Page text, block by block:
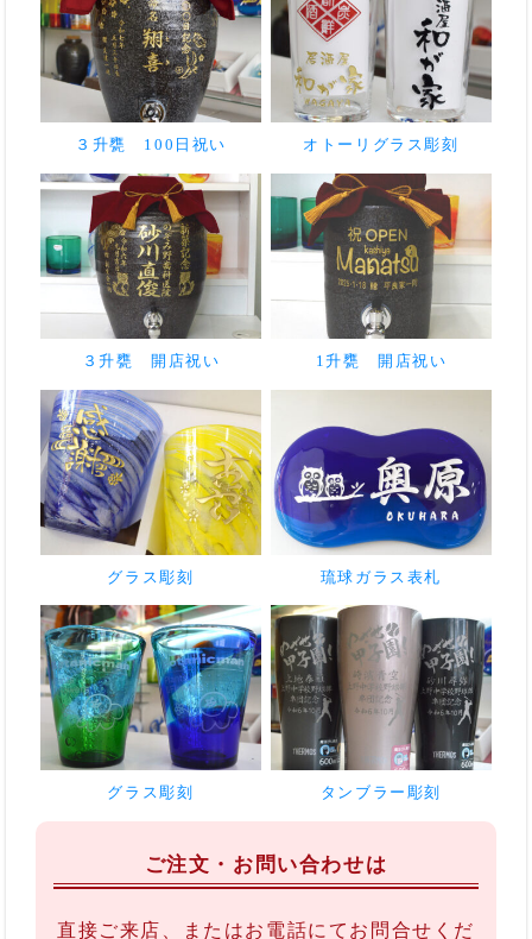
３升甕 100日祝い オトーリグラス彫刻
３升甕 開店祝い 1升甕 開店祝い
グラス彫刻 琉球ガラス表札
グラス彫刻 タンブラー彫刻
ご注文・お問い合わせは
直接ご来店、またはお電話にてお問合せくだ